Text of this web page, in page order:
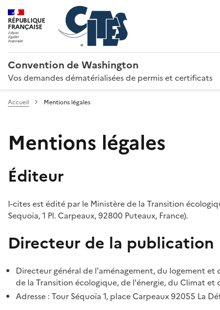
RÉPUBLIQUE
FRANÇAISE
Convention de Washington
Vos demandes dématérialisées de permis et certificats
Accueil Mentions légales
Mentions légales
Éditeur
I-cites est édité par le Ministère de la Transition
Sequoia, 1 Pl. Carpeaux, 92800 Puteaux, France).
Directeur de la publication
Directeur général de l'aménagement, du logement
de la Transition écologique, de l'énergie, du Climat et
Adresse : Tour Séquoïa 1, place Carpeaux 92055 La